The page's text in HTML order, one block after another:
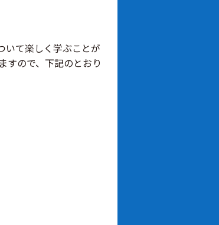
いて楽しく学ぶことが
すので、下記のとおり